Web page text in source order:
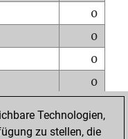
0
0
0
0
0
Technologien,
zu stellen, die